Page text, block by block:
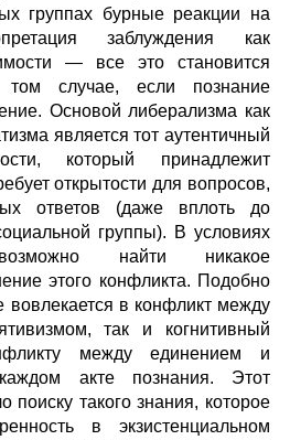
группах бурные реакции на
заблуждения как
— все это становится
случае, если познание
Основой либерализма как
является тот аутентичный
который принадлежит
открытости для вопросов,
ответов (даже вплоть до
группы). В условиях
найти никакое
этого конфликта. Подобно
вовлекается в конфликт между
так и когнитивный
между единением и
акте познания. Этот
поиску такого знания, которое
в экзистенциальном